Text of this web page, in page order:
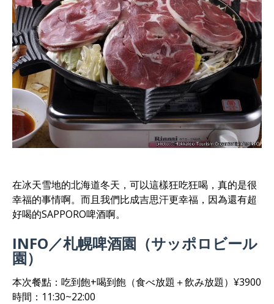
在冰天雪地的北海道冬天，可以這樣狂吃狂喝，真的是很
幸福的事情啊。而且我們比成吉思汗更幸福，因為還有超
好喝的SAPPORO啤酒啊。
INFO／札幌啤酒園（サッポロビール
園）
本次餐點：吃到飽+喝到飽（食べ放題＋飲み放題）¥3900
時間：11:30~22:00